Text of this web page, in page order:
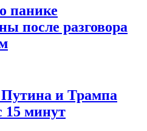
панике
после разговора
и Трампа
15 минут